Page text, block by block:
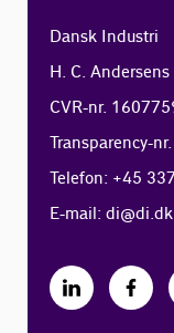
Dansk Industri
H. C.
CVR-nr.
Transparency-
Telefon: +45
E-mail:di@di.dk